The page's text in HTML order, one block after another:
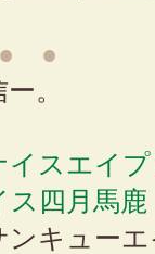
●
。
イスエイ
ス四月馬鹿
キューエ